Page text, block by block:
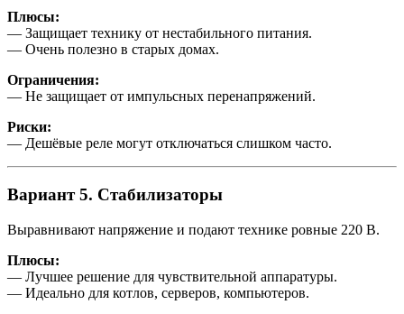
Плюсы:
— Защищает технику от нестабильного питания.
— Очень полезно в старых домах.
Ограничения:
— Не защищает от импульсных перенапряжений.
Риски:
— Дешёвые реле могут отключаться слишком часто.
Вариант 5. Стабилизаторы
Выравнивают напряжение и подают технике ровные 220 В.
Плюсы:
— Лучшее решение для чувствительной аппаратуры.
— Идеально для котлов, серверов, компьютеров.